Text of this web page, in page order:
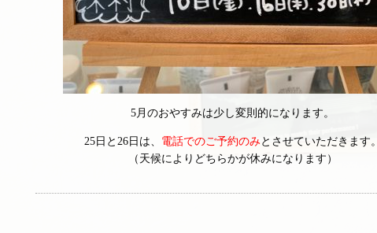
5月のおやすみは少し変則的になります。
25日と26日は、 電話でのご予約のみとさせていただきます。
（天候によりどちらかが休みになります）